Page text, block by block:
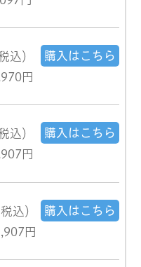
込）
円
購入はこちら
込）
円
購入はこちら
税込）
円
購入はこちら